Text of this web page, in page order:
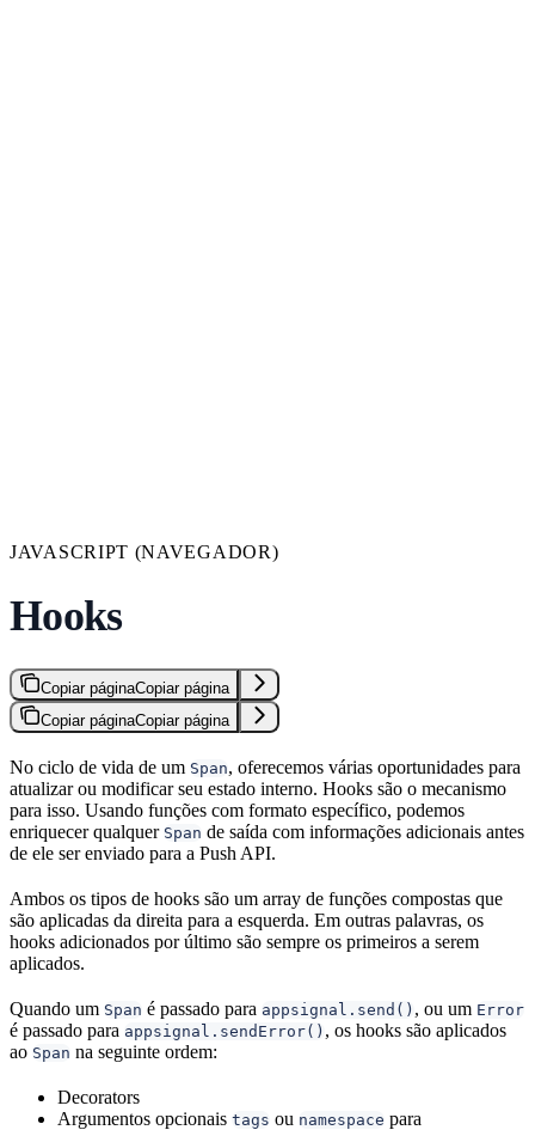
JAVASCRIPT (NAVEGADOR)
Hooks
Copiar páginaCopiar página
Copiar páginaCopiar página
No ciclo de vida de um Span, oferecemos várias oportunidades para
atualizar ou modificar seu estado interno. Hooks são o mecanismo
para isso. Usando funções com formato específico, podemos
enriquecer qualquer Span de saída com informações adicionais antes
de ele ser enviado para a Push API.
Ambos os tipos de hooks são um array de funções compostas que
são aplicadas da direita para a esquerda. Em outras palavras, os
hooks adicionados por último são sempre os primeiros a serem
aplicados.
Quando um Span é passado para appsignal.send() , ou um Error
é passado para appsignal.sendError() , os hooks são aplicados
ao Span na seguinte ordem:
Decorators
Argumentos opcionais tags ou namespace para